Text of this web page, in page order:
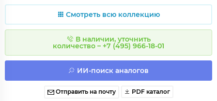
Смотреть всю коллекцию
В наличии, уточнить
количество – +7 (495) 966-18-01
ИИ-поиск аналогов
Отправить на почту PDF каталог